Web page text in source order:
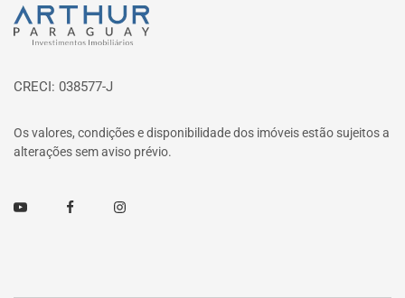
CRECI: 038577-J
Os valores, condições e disponibilidade dos imóveis estão sujeitos a
alterações sem aviso prévio.
Youtube FacebookInstagram